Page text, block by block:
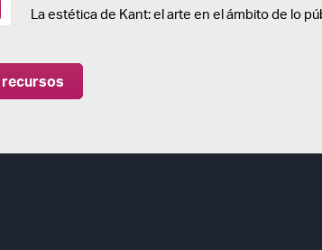
La estética de Kant: el arte en el ámbito de lo